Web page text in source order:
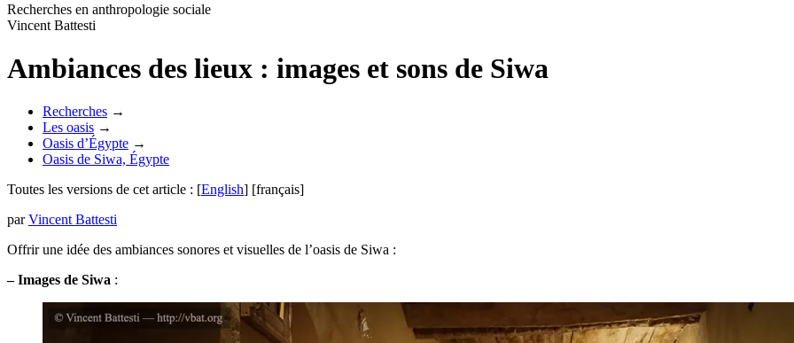
Recherches en anthropologie sociale
Vincent Battesti
Ambiances des lieux : images et sons de Siwa
Recherches →
Les oasis →
Oasis d’Égypte →
Oasis de Siwa, Égypte
Toutes les versions de cet article : [English] [français]
parVincent Battesti
Offrir une idée des ambiances sonores et visuelles de l’oasis de Siwa :
– Images de Siwa :